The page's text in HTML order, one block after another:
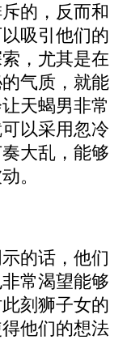
的，反而和
吸引他们的
，尤其是在
气质，就能
天蝎男非常
以采用忽冷
大乱，能够
。
的话，他们
常渴望能够
刻狮子女的
他们的想法